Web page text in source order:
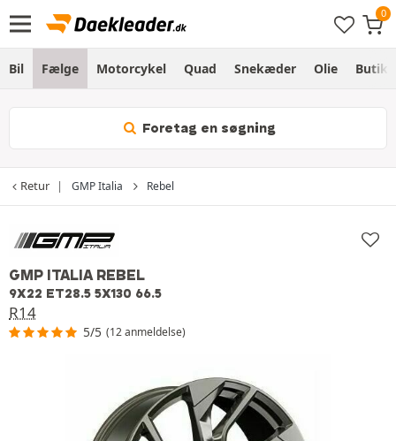
Bil Fælge Motorcykel Quad Snekæder Olie Butik
Foretag en søgning
Retur GMP Italia Rebel
GMP ITALIA REBEL
9X22 ET28.5 5X130 66.5
R14
5/5 (12 anmeldelse)